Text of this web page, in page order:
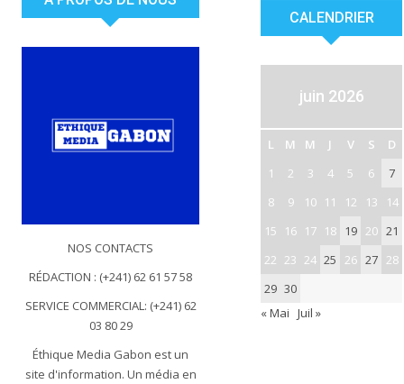
NOS CONTACTS
RÉDACTION : (+241) 62 61 57 58
SERVICE COMMERCIAL: (+241) 62
03 80 29
Éthique Media Gabon est un
site d'information. Un média en
CALENDRIER
juin 2026
L M M J V S
D
1
2 3 4 5 6
7
8
9 10 11 12 13
14
15
16 17 18 19 20 21
22 23 24 25 26 27 28
29 30
« Mai Juil »